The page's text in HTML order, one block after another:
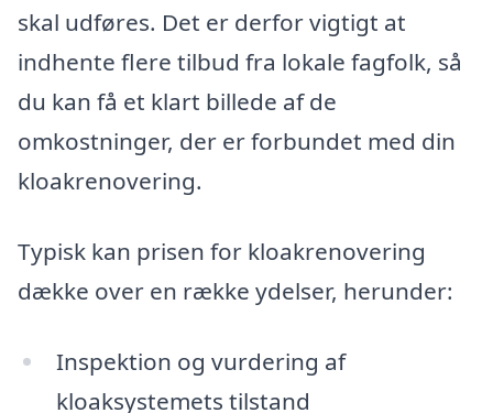
skal udføres. Det er derfor vigtigt at
indhente flere tilbud fra lokale fagfolk, så
du kan få et klart billede af de
omkostninger, der er forbundet med din
kloakrenovering.
Typisk kan prisen for kloakrenovering
dække over en række ydelser, herunder:
Inspektion og vurdering af
kloaksystemets tilstand